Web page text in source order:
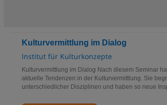
Kulturvermittlung im Dialog
Institut für Kulturkonzepte
Kulturvermittlung im Dialog Nach diesem Seminar
aktuelle Tendenzen in der Kulturvermittlung. Sie
unterschiedlicher Disziplinen und haben so neue